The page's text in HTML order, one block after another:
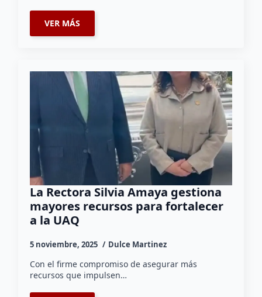
VER MÁS
La Rectora Silvia Amaya gestiona
mayores recursos para fortalecer
a la UAQ
5 noviembre, 2025 Dulce Martinez
Con el firme compromiso de asegurar más
recursos que impulsen…